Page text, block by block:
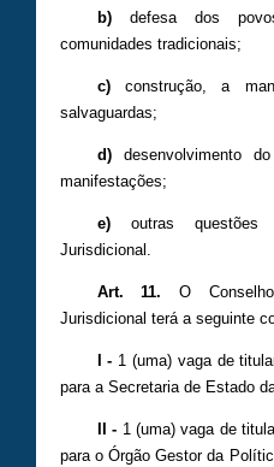
b)defesa dos
comunidades tradicionais;
c)construção, a
salvaguardas;
d)desenvolvimento
manifestações;
e)outras questões
Jurisdicional.
Art. 11. O
Jurisdicional terá a seguinte
I - 1 (uma) vaga de
para a Secretaria de Estado
II - 1 (uma) vaga de
para o Órgão Gestor da